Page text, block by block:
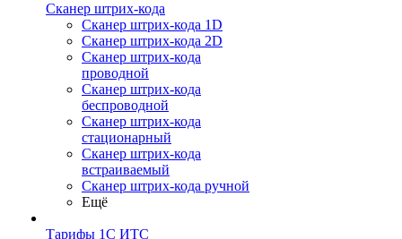
Сканер штрих-кода
Сканер штрих-кода 1D
Сканер штрих-кода 2D
Сканер штрих-кода
проводной
Сканер штрих-кода
беспроводной
Сканер штрих-кода
стационарный
Сканер штрих-кода
встраиваемый
Сканер штрих-кода ручной
Ещё
Тарифы 1С ИТС